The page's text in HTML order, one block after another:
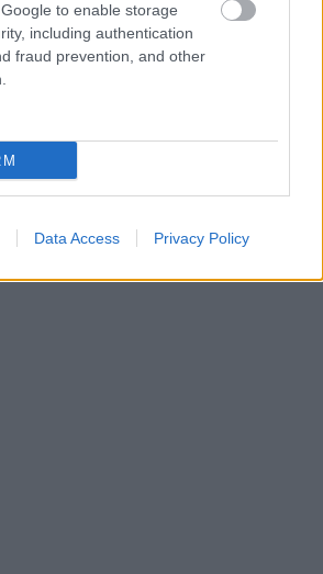
to enable storage
including authentication
fraud prevention, and other
Data Access Privacy Policy
στον Αγιο Αιμιλιανό